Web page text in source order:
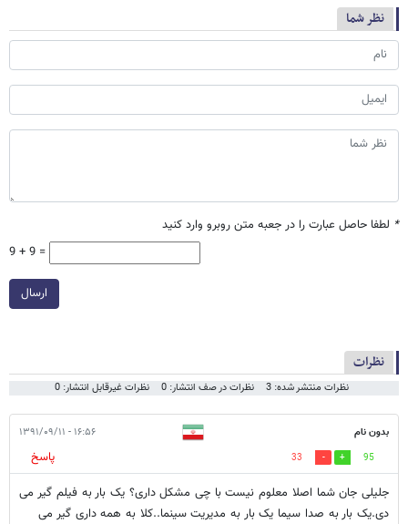
نظر شما
* لطفا حاصل عبارت را در جعبه متن روبرو وارد کنید
9 + 9 =
ارسال
نظرات
نظرات منتشر شده: 3 نظرات در صف انتشار: 0 نظرات غیرقابل انتشار: 0
بدون نام ۱۶:۵۶ - ۱۳۹۱/۰۹/۱۱
95
33
پاسخ
جلیلی جان شما اصلا معلوم نیست با چی مشکل داری؟ یک بار به فیلم گیر می
دی.یک بار به صدا سیما یک بار به مدیریت سینما..کلا به همه داری گیر می